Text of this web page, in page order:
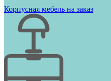
Корпусная мебель на заказ